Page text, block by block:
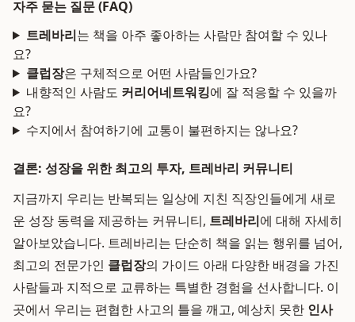
자주 묻는 질문 (FAQ)
트레바리는 책을 아주 좋아하는 사람만 참여할 수 있나
요?
클럽장은 구체적으로 어떤 사람들인가요?
내향적인 사람도 커리어네트워킹에 잘 적응할 수 있을까
요?
수지에서 참여하기에 교통이 불편하지는 않나요?
결론: 성장을 위한 최고의 투자, 트레바리 커뮤니티
지금까지 우리는 반복되는 일상에 지친 직장인들에게 새로
운 성장 동력을 제공하는 커뮤니티, 트레바리에 대해 자세히
알아보았습니다. 트레바리는 단순히 책을 읽는 행위를 넘어,
최고의 전문가인 클럽장의 가이드 아래 다양한 배경을 가진
사람들과 지적으로 교류하는 특별한 경험을 선사합니다. 이
곳에서 우리는 편협한 사고의 틀을 깨고, 예상치 못한 인사